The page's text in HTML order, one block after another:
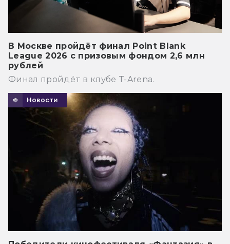
В Москве пройдёт финал Point Blank
League 2026 с призовым фондом 2,6 млн
рублей
Финал пройдёт в клубе T-Arena.
Новости